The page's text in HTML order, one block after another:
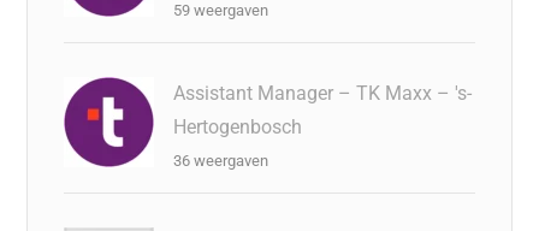
59 weergaven
Assistant Manager – TK Maxx – 's-
Hertogenbosch
36 weergaven